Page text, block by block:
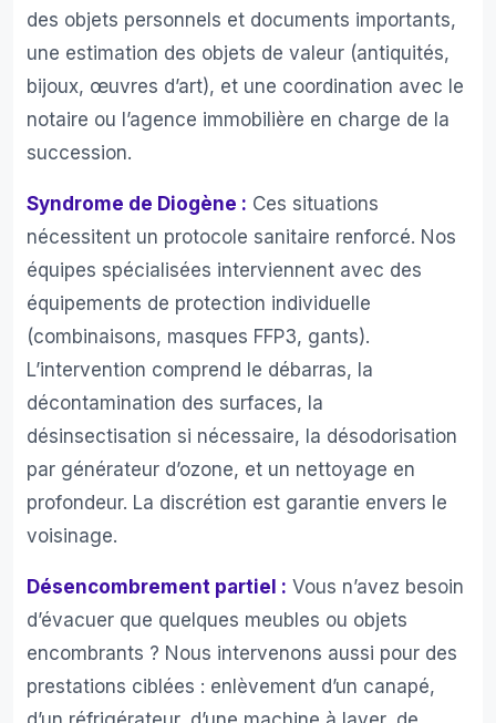
des objets personnels et documents importants,
une estimation des objets de valeur (antiquités,
bijoux, œuvres d’art), et une coordination avec le
notaire ou l’agence immobilière en charge de la
succession.
Syndrome de Diogène : Ces situations
nécessitent un protocole sanitaire renforcé. Nos
équipes spécialisées interviennent avec des
équipements de protection individuelle
(combinaisons, masques FFP3, gants).
L’intervention comprend le débarras, la
décontamination des surfaces, la
désinsectisation si nécessaire, la désodorisation
par générateur d’ozone, et un nettoyage en
profondeur. La discrétion est garantie envers le
voisinage.
Désencombrement partiel : Vous n’avez besoin
d’évacuer que quelques meubles ou objets
encombrants ? Nous intervenons aussi pour des
prestations ciblées : enlèvement d’un canapé,